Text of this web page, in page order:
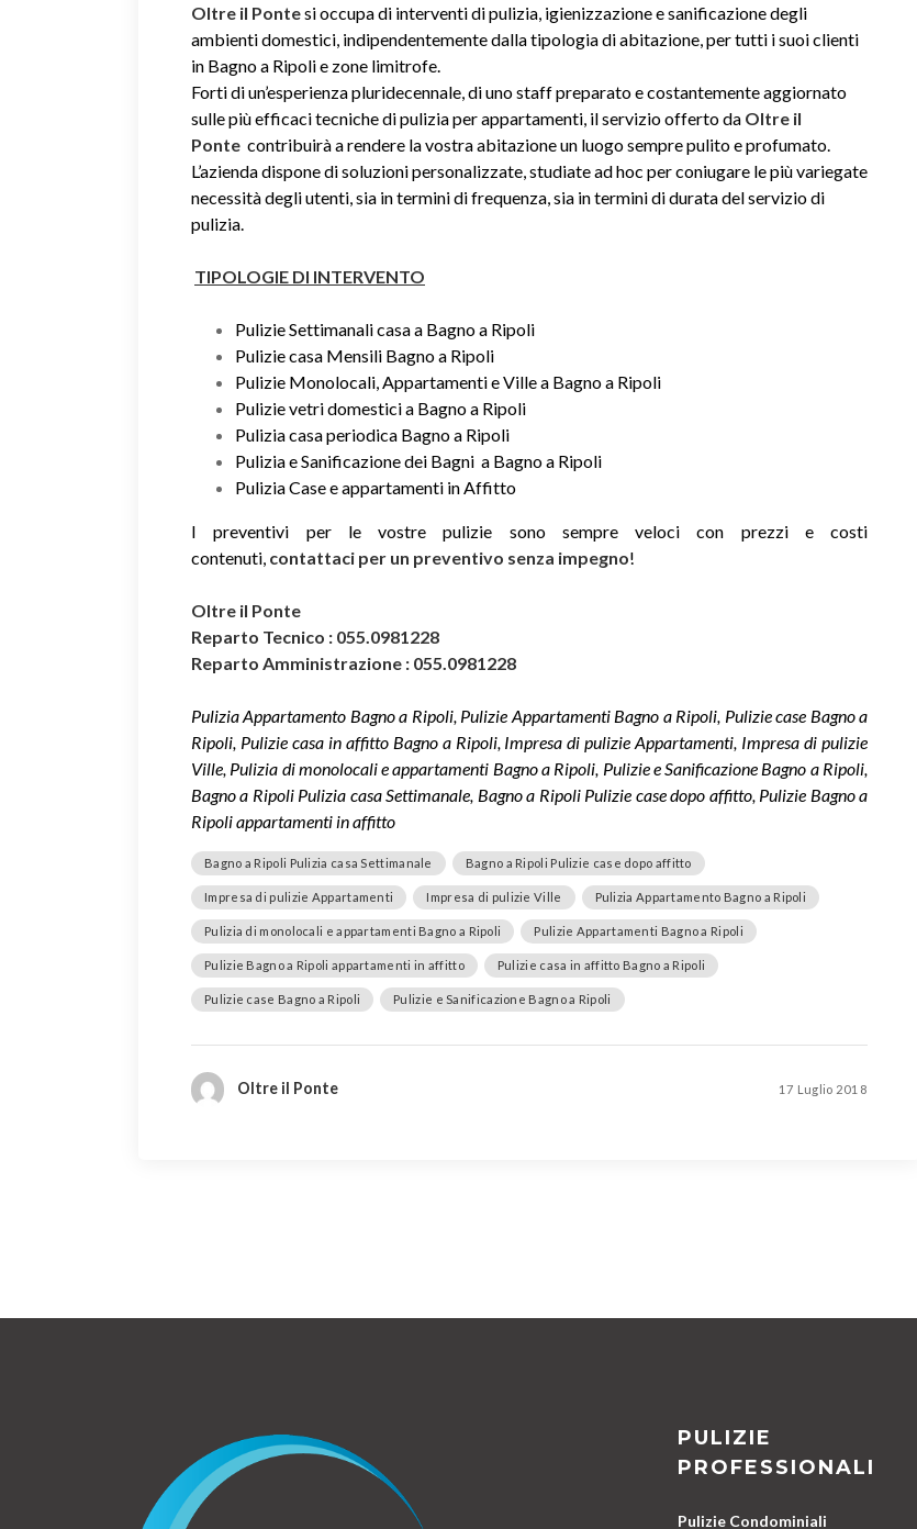
Oltre il Pontesi occupa di interventi di pulizia, igienizzazione e sanificazione degli
ambienti domestici, indipendentemente dalla tipologia di abitazione, per tutti i suoi clienti
in Bagno a Ripoli e zone limitrofe.
Forti di un’esperienza pluridecennale, di uno staff preparato e costantemente aggiornato
sulle più efficaci tecniche di pulizia per appartamenti, il servizio offerto da Oltre il
Ponte contribuirà a rendere la vostra abitazione un luogo sempre pulito e profumato.
L’azienda dispone di soluzioni personalizzate, studiate ad hoc per coniugare le più variegate
necessità degli utenti, sia in termini di frequenza, sia in termini di durata del servizio di
pulizia.
TIPOLOGIE DI INTERVENTO
Pulizie Settimanali casa a Bagno a Ripoli
Pulizie casa Mensili Bagno a Ripoli
Pulizie Monolocali, Appartamenti e Ville a Bagno a Ripoli
Pulizie vetri domestici a Bagno a Ripoli
Pulizia casa periodica Bagno a Ripoli
Pulizia e Sanificazione dei Bagni a Bagno a Ripoli
Pulizia Case e appartamenti in Affitto
I preventivi per le vostre pulizie sono sempre veloci con prezzi e costi
contenuti, contattaci per un preventivo senza impegno!
Oltre il Ponte
Reparto Tecnico : 055.0981228
Reparto Amministrazione : 055.0981228
Pulizia Appartamento Bagno a Ripoli, Pulizie Appartamenti Bagno a Ripoli, Pulizie case Bagno a
Ripoli, Pulizie casa in affitto Bagno a Ripoli, Impresa di pulizie Appartamenti, Impresa di pulizie
Ville, Pulizia di monolocali e appartamenti Bagno a Ripoli, Pulizie e Sanificazione Bagno a Ripoli,
Bagno a Ripoli Pulizia casa Settimanale, Bagno a Ripoli Pulizie case dopo affitto, Pulizie Bagno a
Ripoli appartamenti in affitto
Bagno a Ripoli Pulizia casa Settimanale Bagno a Ripoli Pulizie case dopo affitto
Impresa di pulizie Appartamenti Impresa di pulizie Ville Pulizia Appartamento Bagno a Ripoli
Pulizia di monolocali e appartamenti Bagno a Ripoli Pulizie Appartamenti Bagno a Ripoli
Pulizie Bagno a Ripoli appartamenti in affitto Pulizie casa in affitto Bagno a Ripoli
Pulizie case Bagno a Ripoli Pulizie e Sanificazione Bagno a Ripoli
Oltre il Ponte 17 Luglio 2018
PULIZIE
PROFESSIONALI
Pulizie Condominiali